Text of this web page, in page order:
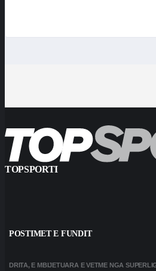
TOPSPORTI
POSTIMET E FUNDIT
DRITA, E MBIJETUARA E VETME NGA